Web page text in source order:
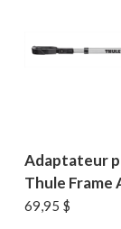
Adaptateur
Thule Frame
69,95 $